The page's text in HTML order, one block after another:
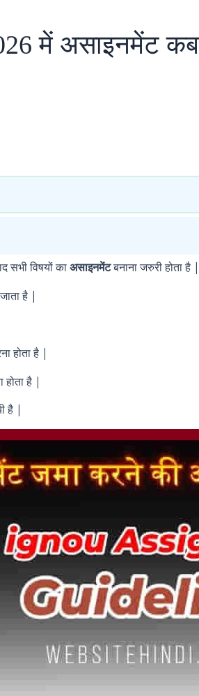
में असाइनमेंट कब
सभी विषयों काअसाइनमेंटबनाना जरुरी होता
है |
होता है |
है |
है |